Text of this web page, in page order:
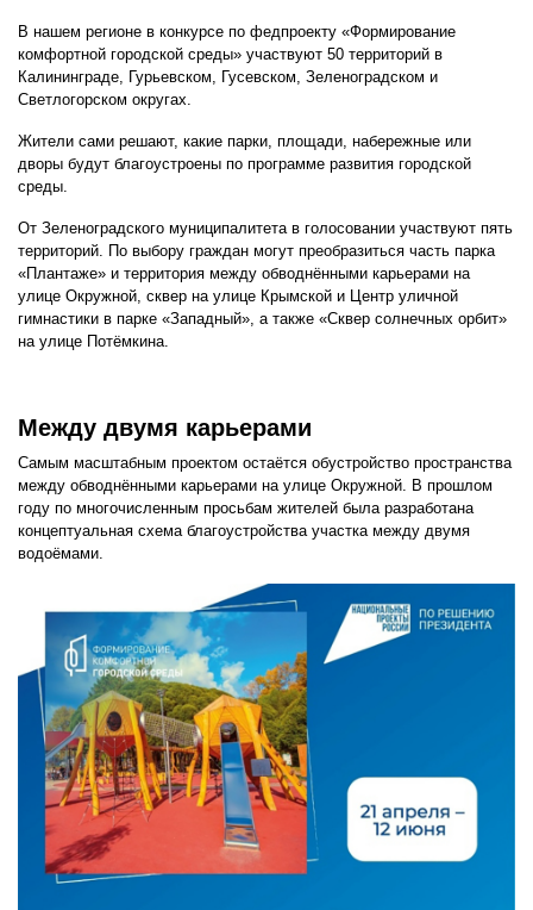
В нашем регионе в конкурсе по федпроекту «Формирование
комфортной городской среды» участвуют 50 территорий в
Калининграде, Гурьевском, Гусевском, Зеленоградском и
Светлогорском округах.
Жители сами решают, какие парки, площади, набережные или
дворы будут благоустроены по программе развития городской
среды.
От Зеленоградского муниципалитета в голосовании участвуют пять
территорий. По выбору граждан могут преобразиться часть парка
«Плантаже» и территория между обводнёнными карьерами на
улице Окружной, сквер на улице Крымской и Центр уличной
гимнастики в парке «Западный», а также «Сквер солнечных орбит»
на улице Потёмкина.
Между двумя карьерами
Самым масштабным проектом остаётся обустройство пространства
между обводнёнными карьерами на улице Окружной. В прошлом
году по многочисленным просьбам жителей была разработана
концептуальная схема благоустройства участка между двумя
водоёмами.